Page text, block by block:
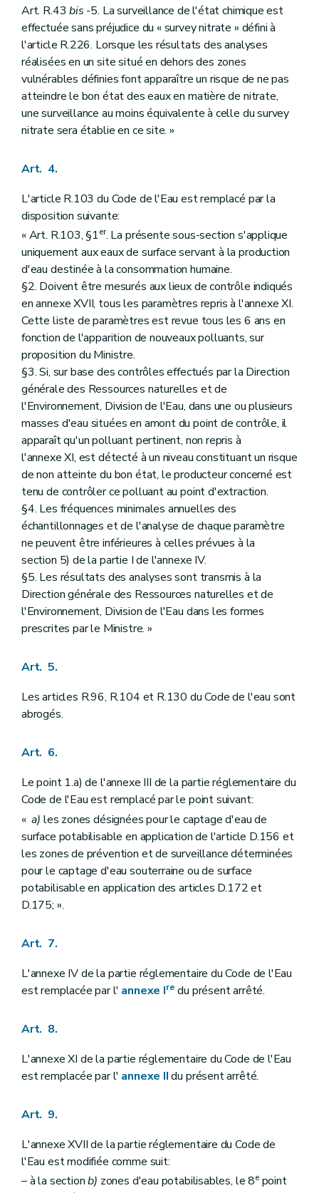
Art. R.43bis -5. La surveillance de l'état chimique est
effectuée sans préjudice du « survey nitrate » défini à
l'article R.226. Lorsque les résultats des analyses
réalisées en un site situé en dehors des zones
vulnérables définies font apparaître un risque de ne pas
atteindre le bon état des eaux en matière de nitrate,
une surveillance au moins équivalente à celle du survey
nitrate sera établie en ce site. »
Art. 4.
L'article R.103 du Code de l'Eau est remplacé par la
disposition suivante:
« Art. R.103, §1er. La présente sous-section s'applique
uniquement aux eaux de surface servant à la production
d'eau destinée à la consommation humaine.
§2. Doivent être mesurés aux lieux de contrôle indiqués
en annexe XVII, tous les paramètres repris à l'annexe XI.
Cette liste de paramètres est revue tous les 6 ans en
fonction de l'apparition de nouveaux polluants, sur
proposition du Ministre.
§3. Si, sur base des contrôles effectués par la Direction
générale des Ressources naturelles et de
l'Environnement, Division de l'Eau, dans une ou plusieurs
masses d'eau situées en amont du point de contrôle, il
apparaît qu'un polluant pertinent, non repris à
l'annexe XI, est détecté à un niveau constituant un risque
de non atteinte du bon état, le producteur concerné est
tenu de contrôler ce polluant au point d'extraction.
§4. Les fréquences minimales annuelles des
échantillonnages et de l'analyse de chaque paramètre
ne peuvent être inférieures à celles prévues à la
section 5) de la partie I de l'annexe IV.
§5. Les résultats des analyses sont transmis à la
Direction générale des Ressources naturelles et de
l'Environnement, Division de l'Eau dans les formes
prescrites par le Ministre. »
Art. 5.
Les articles R.96, R.104 et R.130 du Code de l'eau sont
abrogés.
Art. 6.
Le point 1.a) de l'annexe III de la partie réglementaire du
Code de l'Eau est remplacé par le point suivant:
«a) les zones désignées pour le captage d'eau de
surface potabilisable en application de l'article D.156 et
les zones de prévention et de surveillance déterminées
pour le captage d'eau souterraine ou de surface
potabilisable en application des articles D.172 et
D.175; ».
Art. 7.
L'annexe IV de la partie réglementaire du Code de l'Eau
est remplacée par l' annexe Ire du présent arrêté.
Art. 8.
L'annexe XI de la partie réglementaire du Code de l'Eau
est remplacée par l' annexe IIdu présent arrêté.
Art. 9.
L'annexe XVII de la partie réglementaire du Code de
l'Eau est modifiée comme suit:
– à la sectionb) zones d'eau potabilisables, le 8epoint